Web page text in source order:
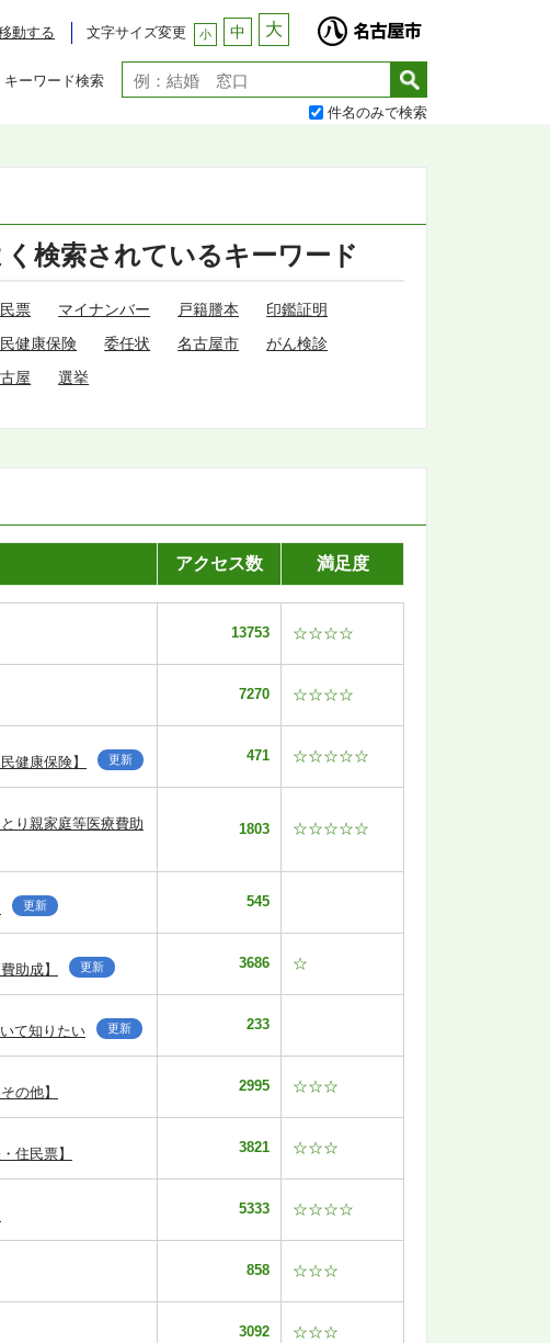
動する 文字サイズ変更 小 中 大
キーワード検索
件名のみで検索
く検索されているキーワード
票 マイナンバー 戸籍謄本
印鑑証明
健康保険
委任状 名古屋市
がん検診
屋
選挙
アクセス数 満足度
13753 ☆☆☆☆
7270 ☆☆☆☆
健康保険】 更新 471 ☆☆☆☆☆
り親家庭等医療費助
1803 ☆☆☆☆☆
更新 545
助成】 更新 3686 ☆
て知りたい 更新 233
の他】 2995 ☆☆☆
住民票】 3821 ☆☆☆
5333 ☆☆☆☆
858 ☆☆☆
3092 ☆☆☆